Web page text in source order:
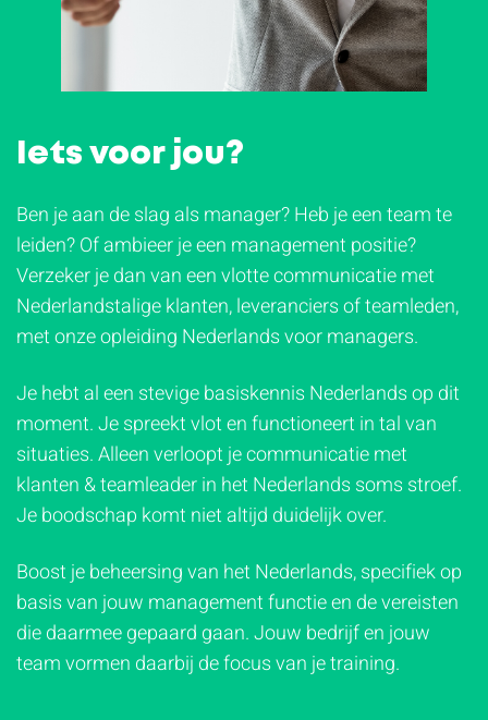
Iets voor jou?
Ben je aan de slag als manager? Heb je een team te
leiden? Of ambieer je een management positie?
Verzeker je dan van een vlotte communicatie met
Nederlandstalige klanten, leveranciers of teamleden,
met onze opleiding Nederlands voor managers.
Je hebt al een stevige basiskennis Nederlands op dit
moment. Je spreekt vlot en functioneert in tal van
situaties. Alleen verloopt je communicatie met
klanten & teamleader in het Nederlands soms stroef.
Je boodschap komt niet altijd duidelijk over.
Boost je beheersing van het Nederlands, specifiek op
basis van jouw management functie en de vereisten
die daarmee gepaard gaan. Jouw bedrijf en jouw
team vormen daarbij de focus van je training.